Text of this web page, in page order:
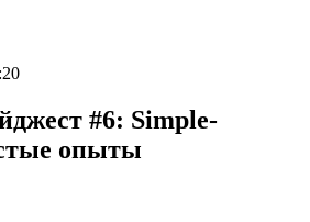
#6: Simple-
опыты